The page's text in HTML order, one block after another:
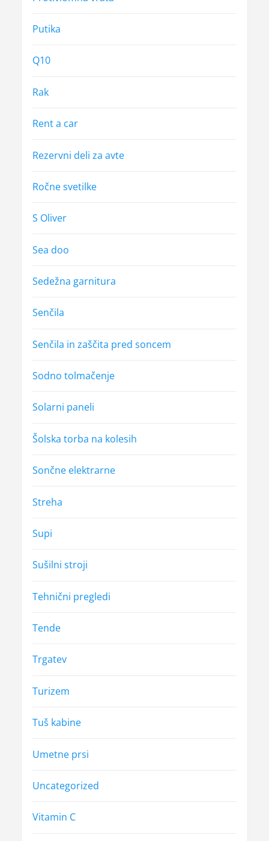
Putika
Q10
Rak
Rent a car
Rezervni deli za avte
Ročne svetilke
S Oliver
Sea doo
Sedežna garnitura
Senčila
Senčila in zaščita pred soncem
Sodno tolmačenje
Solarni paneli
Šolska torba na kolesih
Sončne elektrarne
Streha
Supi
Sušilni stroji
Tehnični pregledi
Tende
Trgatev
Turizem
Tuš kabine
Umetne prsi
Uncategorized
Vitamin C